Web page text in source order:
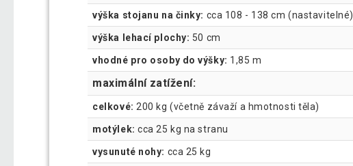
výška stojanu na činky: cca 108 - 138 cm (nastavitelné)
výška lehací plochy: 50 cm
vhodné pro osoby do výšky: 1,85 m
maximální zatížení:
celkové: 200 kg (včetně závaží a hmotnosti těla)
motýlek: cca 25 kg na stranu
vysunuté nohy: cca 25 kg